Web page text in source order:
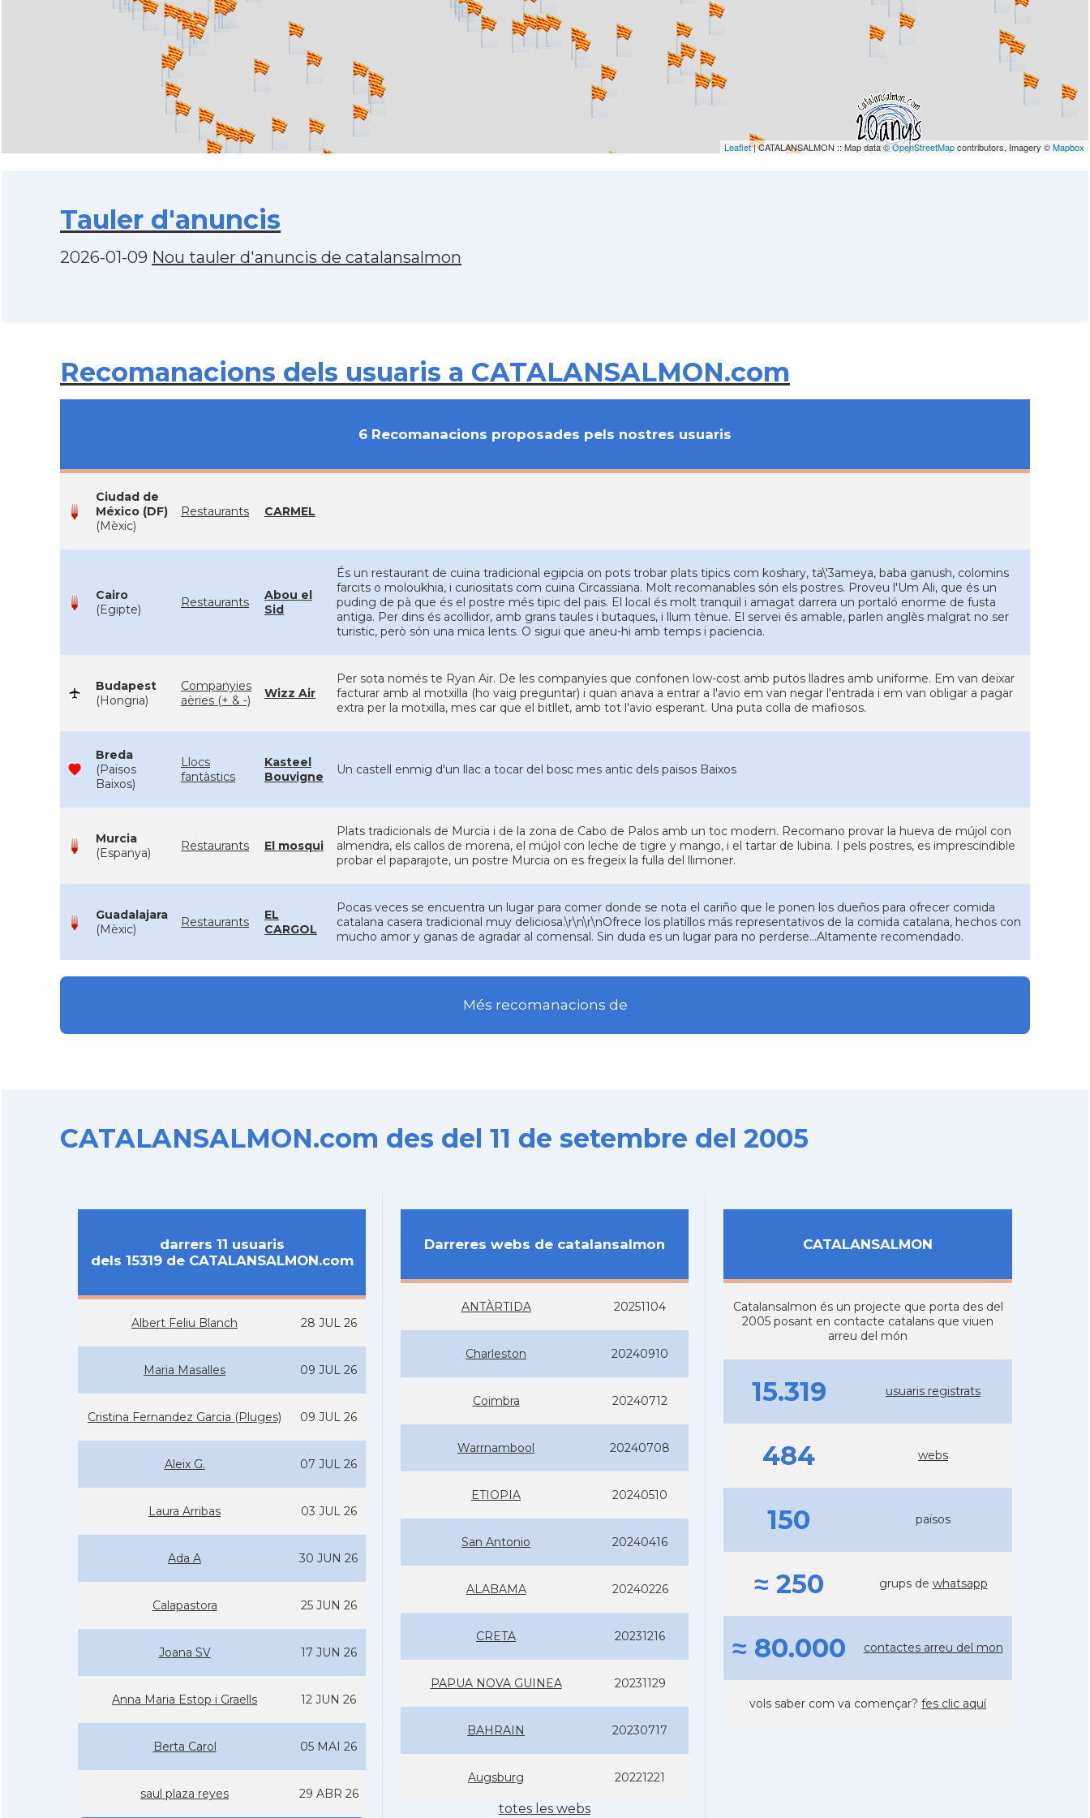
Leaflet| CATALANSALMON :: Map data ©OpenStreetMapcontributors, Imagery ©Mapbox
Tauler d'anuncis
2026-01-09 Nou tauler d'anuncis de catalansalmon
Recomanacions dels usuaris a CATALANSALMON.com
6 Recomanacions proposades pels nostres usuaris
Ciudad de
México (DF)
(Mèxic)
Restaurants CARMEL
Cairo
(Egipte)
Restaurants
Abou el
Sid
És un restaurant de cuina tradicional egipcia on pots trobar plats tipics com koshary, ta\'3ameya, baba ganush, colomins
farcits o moloukhia, i curiositats com cuina Circassiana. Molt recomanables són els postres. Proveu l'Um Ali, que és un
puding de pà que és el postre més tipic del pais. El local és molt tranquil i amagat darrera un portaló enorme de fusta
antiga. Per dins és acollidor, amb grans taules i butaques, i llum tènue. El servei és amable, parlen anglès malgrat no ser
turistic, però són una mica lents. O sigui que aneu-hi amb temps i paciencia.
Budapest
(Hongria)
Companyies
aèries (+ & -)
Wizz Air
Per sota només te Ryan Air. De les companyies que confonen low-cost amb putos lladres amb uniforme. Em van deixar
facturar amb al motxilla (ho vaig preguntar) i quan anava a entrar a l'avio em van negar l'entrada i em van obligar a pagar
extra per la motxilla, mes car que el bitllet, amb tot l'avio esperant. Una puta colla de mafiosos.
Breda
(Països
Baixos)
Llocs
fantàstics
Kasteel
Bouvigne
Un castell enmig d'un llac a tocar del bosc mes antic dels paisos Baixos
Murcia
(Espanya)
Restaurants El mosqui
Plats tradicionals de Murcia i de la zona de Cabo de Palos amb un toc modern. Recomano provar la hueva de mújol con
almendra, els callos de morena, el mújol con leche de tigre y mango, i el tartar de lubina. I pels postres, es imprescindible
probar el paparajote, un postre Murcia on es fregeix la fulla del llimoner.
Guadalajara
(Mèxic)
Restaurants
EL
CARGOL
Pocas veces se encuentra un lugar para comer donde se nota el cariño que le ponen los dueños para ofrecer comida
catalana casera tradicional muy deliciosa.\r\n\r\nOfrece los platillos más representativos de la comida catalana, hechos con
mucho amor y ganas de agradar al comensal. Sin duda es un lugar para no perderse...Altamente recomendado.
Més recomanacions de
CATALANSALMON.com des del 11 de setembre del 2005
darrers 11 usuaris
dels 15319 de CATALANSALMON.com
Albert Feliu Blanch 28 JUL 26
Maria Masalles 09 JUL 26
Cristina Fernandez Garcia (Pluges) 09 JUL 26
Aleix G. 07 JUL 26
Laura Arribas 03 JUL 26
Ada A 30 JUN 26
Calapastora 25 JUN 26
Joana SV 17 JUN 26
Anna Maria Estop i Graells 12 JUN 26
Berta Carol 05 MAI 26
saul plaza reyes 29 ABR 26
Darreres webs de catalansalmon
ANTÀRTIDA 20251104
Charleston 20240910
Coimbra 20240712
Warrnambool 20240708
ETIOPIA 20240510
San Antonio 20240416
ALABAMA 20240226
CRETA 20231216
PAPUA NOVA GUINEA 20231129
BAHRAIN 20230717
Augsburg 20221221
totes les webs
CATALANSALMON
Catalansalmon és un projecte que porta des del
2005 posant en contacte catalans que viuen
arreu del món
15.319 usuaris registrats
484 webs
150 països
≈ 250 grups de whatsapp
≈ 80.000 contactes arreu del mon
vols saber com va començar? fes clic aquí